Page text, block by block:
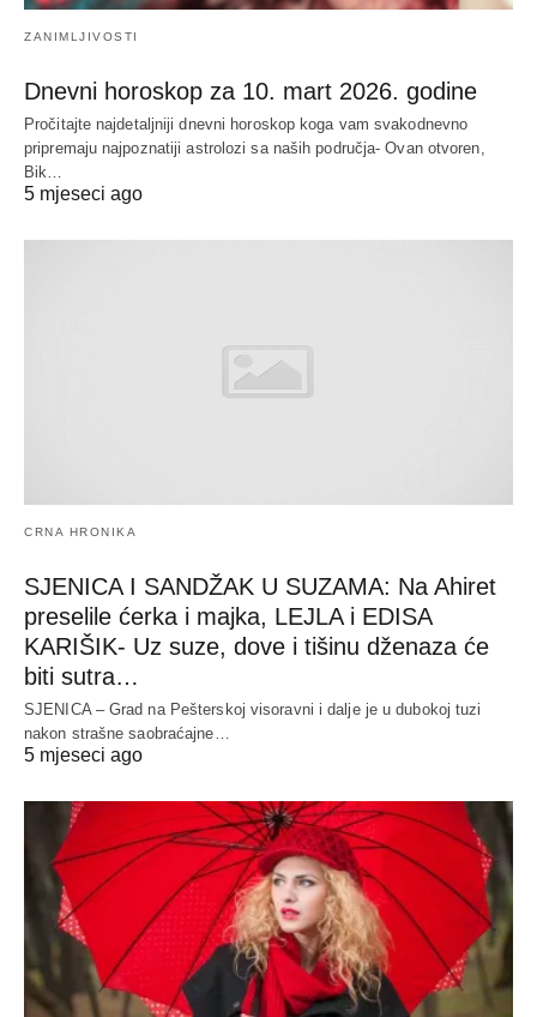
ZANIMLJIVOSTI
Dnevni horoskop za 10. mart 2026. godine
Pročitajte najdetaljniji dnevni horoskop koga vam svakodnevno
pripremaju najpoznatiji astrolozi sa naših područja- Ovan otvoren,
Bik…
5 mjeseci ago
CRNA HRONIKA
SJENICA I SANDŽAK U SUZAMA: Na Ahiret
preselile ćerka i majka, LEJLA i EDISA
KARIŠIK- Uz suze, dove i tišinu dženaza će
biti sutra…
SJENICA – Grad na Pešterskoj visoravni i dalje je u dubokoj tuzi
nakon strašne saobraćajne…
5 mjeseci ago